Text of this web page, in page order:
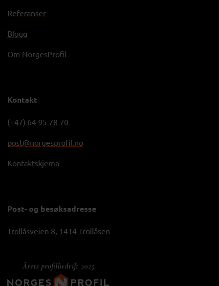
Referanser
Blogg
Om NorgesProfil
Kontakt
(+47) 64 95 78 70
post@norgesprofil.no
Kontaktskjema
Post- og besøksadresse
Trollåsveien 8, 1414 Trollåsen